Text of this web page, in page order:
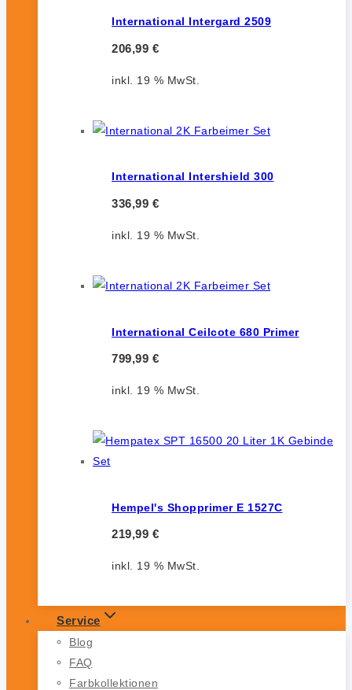
International Intergard 2509
206,99 €
inkl. 19 % MwSt.
International Intershield 300
336,99 €
inkl. 19 % MwSt.
International Ceilcote 680 Primer
799,99 €
inkl. 19 % MwSt.
Hempel's Shopprimer E 1527C
219,99 €
inkl. 19 % MwSt.
Service
Blog
FAQ
Farbkollektionen